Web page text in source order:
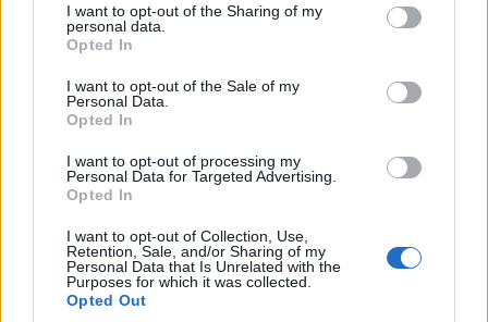
not limited to your visit or usage behaviour. You may click to
grant or deny consent to Google and its third-party tags to
use your data for below specified purposes in below Google
consent section.
I want to opt-out of the Sharing of my
personal data.
Opted In
I want to opt-out of the Sale of my
Personal Data.
Opted In
I want to opt-out of processing my
Personal Data for Targeted Advertising.
Opted In
I want to opt-out of Collection, Use,
Retention, Sale, and/or Sharing of my
Personal Data that Is Unrelated with the
Purposes for which it was collected.
Opted Out
8/08/2026 - 12:15μμ
ΕΛΛΑΔΑ